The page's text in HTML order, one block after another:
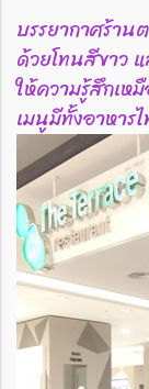
บรรยากาศร้าน
ด้วยโทนสีขาว
ให้ความรู้สึกเ
เมนูมีทั้งอาหาร